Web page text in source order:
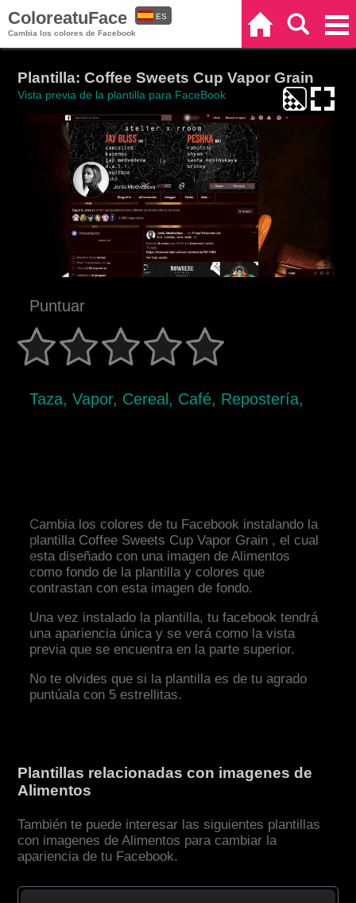
ColoreatuFace
Cambia los colores de Facebook
ES
Plantilla: Coffee Sweets Cup Vapor Grain
Vista previa de la plantilla para FaceBook
Puntuar
Taza, Vapor, Cereal, Café, Repostería,
Cambia los colores de tu Facebook instalando la
plantilla Coffee Sweets Cup Vapor Grain , el cual
esta diseñado con una imagen de Alimentos
como fondo de la plantilla y colores que
contrastan con esta imagen de fondo.
Una vez instalado la plantilla, tu facebook tendrá
una apariencia única y se verá como la vista
previa que se encuentra en la parte superior.
No te olvides que si la plantilla es de tu agrado
puntúala con 5 estrellitas.
Plantillas relacionadas con imagenes de
Alimentos
También te puede interesar las siguientes plantillas
con imagenes de Alimentos para cambiar la
apariencia de tu Facebook.